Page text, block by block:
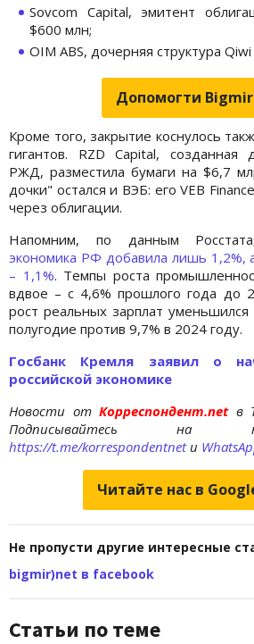
Sovcom Capital, эмитент
$600 млн;
OIM ABS, дочерняя структура Qiwi
Допомогти
Кроме того, закрытие коснулось
гигантов. RZD Capital, созданная
РЖД, разместила бумаги на $6,7
дочки" остался и ВЭБ: его VEB
через облигации.
Напомним, по данным
экономика РФ добавила лишь 1,2%,
– 1,1%. Темпы роста
вдвое – с 4,6% прошлого года до
рост реальных зарплат
полугодие против 9,7% в 2024 году.
Госбанк Кремля заявил о
российской экономике
Новости отКорреспондент.net в
Подписывайтесь на
https://t.me/korrespondentnetи
Читайте нас в
Не пропусти другие интересные
bigmir)net в facebook
Статьи по теме